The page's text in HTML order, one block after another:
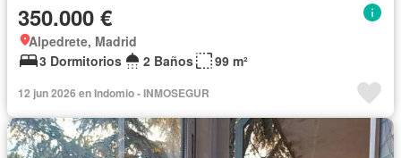
350.000 €
Alpedrete, Madrid
3 Dormitorios
2 Baños 99 m²
12 jun 2026 en Indomio - INMOSEGUR